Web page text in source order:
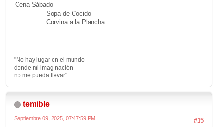
Cena Sábado:
Sopa de Cocido
Corvina a la Plancha
"No hay lugar en el mundo
donde mi imaginación
no me pueda llevar"
temible
#15
Septiembre 09, 2025, 07:47:59 PM